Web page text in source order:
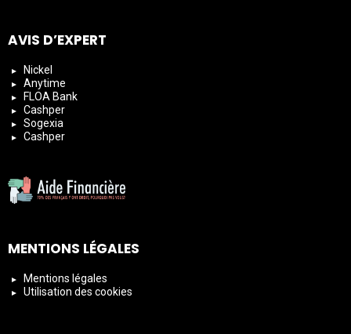
AVIS D’EXPERT
Nickel
Anytime
FLOA Bank
Cashper
Sogexia
Cashper
MENTIONS LÉGALES
Mentions légales
Utilisation des cookies